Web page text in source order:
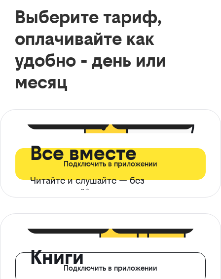
Выберите тариф,
оплачивайте как
удобно - день или
месяц
Все вместе
Читайте и слушайте — без
ограничений*
Подключить в приложении
КнигиПодключить в приложении